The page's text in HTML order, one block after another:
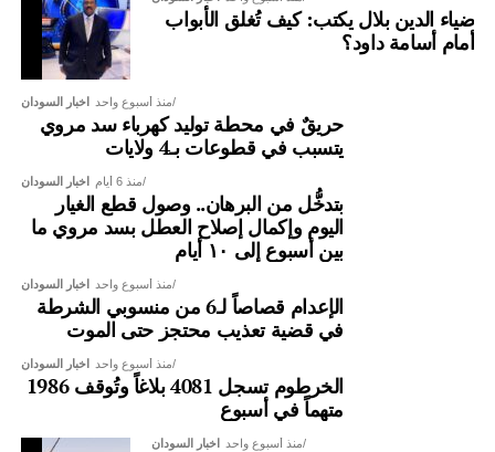
ضياء الدين بلال يكتب: كيف تُغلق الأبواب
أمام أسامة داود؟
اخبار السودان منذ أسبوع واحد
حريقٌ في محطة توليد كهرباء سد مروي
يتسبب في قطوعات بـ4 ولايات
اخبار السودان منذ 6 أيام
بتدخُّل من البرهان.. وصول قطع الغيار
اليوم وإكمال إصلاح العطل بسد مروي ما
بين أسبوع إلى ١٠ أيام
اخبار السودان منذ أسبوع واحد
الإعدام قصاصاً لـ6 من منسوبي الشرطة
في قضية تعذيب محتجز حتى الموت
اخبار السودان منذ أسبوع واحد
الخرطوم تسجل 4081 بلاغاً وتُوقف 1986
متهماً في أسبوع
اخبار السودان منذ أسبوع واحد